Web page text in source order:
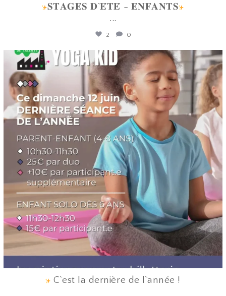
𝐒𝐓𝐀𝐆𝐄𝐒 𝐃`𝐄́𝐓𝐄́ - 𝐄𝐍𝐅𝐀𝐍𝐓𝐒
...
2 0
lafabriquedetalents
Juin 12
C`est la dernière de l`année !